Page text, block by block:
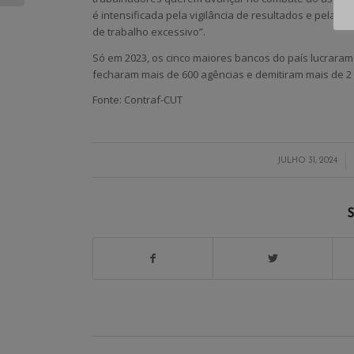
é intensificada pela vigilância de resultados e pela
de trabalho excessivo”.
Só em 2023, os cinco maiores bancos do país
fecharam mais de 600 agências e demitiram mais de
Fonte: Contraf-CUT
JULHO 31, 2024
/